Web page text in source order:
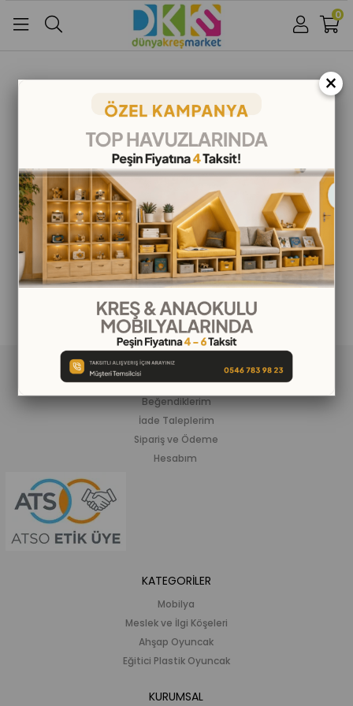
Google İle Bağlan
0
ALIŞVERİŞ BİLGİLERİ
Siparişlerim
Beğendiklerim
İade Taleplerim
Sipariş ve Ödeme
Hesabım
KATEGORİLER
Mobilya
Meslek ve İlgi Köşeleri
Ahşap Oyuncak
Eğitici Plastik Oyuncak
KURUMSAL
×